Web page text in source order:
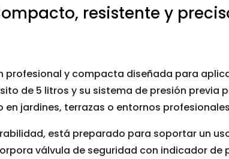
resistente y
profesional y compacta diseñada para
de 5 litros y su sistema de presión previa
jardines, terrazas o entornos profesionales
está preparado para soportar un
válvula de seguridad con indicador de